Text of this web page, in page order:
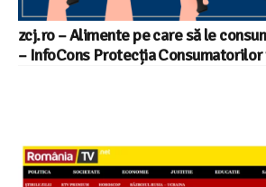
zcj.ro – Alimente pe care să le
– InfoCons Protecția